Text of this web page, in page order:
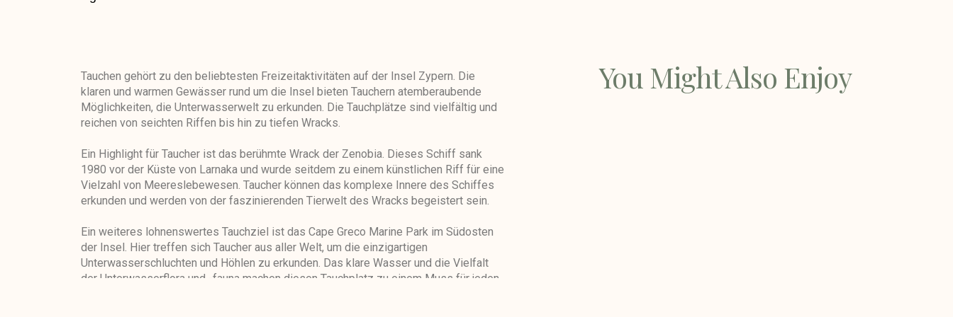
Tauchen gehört zu den beliebtesten Freizeitaktivitäten auf der Insel Zypern. Die
klaren und warmen Gewässer rund um die Insel bieten Tauchern atemberaubende
Möglichkeiten, die Unterwasserwelt zu erkunden. Die Tauchplätze sind vielfältig und
reichen von seichten Riffen bis hin zu tiefen Wracks.
Ein Highlight für Taucher ist das berühmte Wrack der Zenobia. Dieses Schiff sank
1980 vor der Küste von Larnaka und wurde seitdem zu einem künstlichen Riff für eine
Vielzahl von Meereslebewesen. Taucher können das komplexe Innere des Schiffes
erkunden und werden von der faszinierenden Tierwelt des Wracks begeistert sein.
Ein weiteres lohnenswertes Tauchziel ist das Cape Greco Marine Park im Südosten
der Insel. Hier treffen sich Taucher aus aller Welt, um die einzigartigen
Unterwasserschluchten und Höhlen zu erkunden. Das klare Wasser und die Vielfalt
der Unterwasserflora und -fauna machen diesen Tauchplatz zu einem Muss für jeden
You Might Also Enjoy